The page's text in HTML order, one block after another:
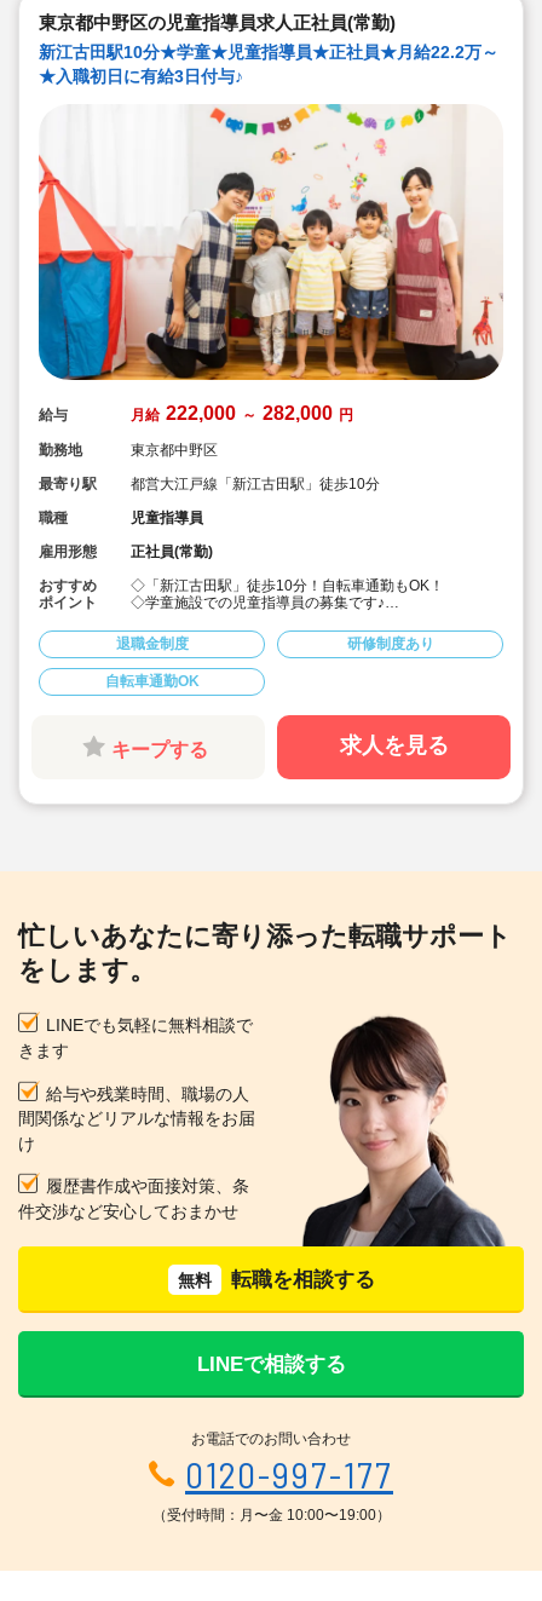
東京都中野区の児童指導員求人正社員(常勤)
新江古田駅10分★学童★児童指導員★正社員★月給22.2万～
★入職初日に有給3日付与♪
給与 月給 222,000 ～ 282,000 円
勤務地
東京都中野区
最寄り駅
都営大江戸線「新江古田駅」徒歩10分
職種
児童指導員
雇用形態
正社員(常勤)
おすすめ
ポイント
◇「新江古田駅」徒歩10分！自転車通勤もOK！
◇学童施設での児童指導員の募集です♪
ど、様々な資格を持った職員さんたちが働いています！
◇月給月給222,000～282,000円/未経験で月給22.2万円
から！★経験を考慮して加算されます♪
◇昇給も年1回、賞与は年2回！(前年度実績)
◇プライベートも大切にしながら働けます。
◇祝い金や表彰、休暇制度など、福利厚生が充実した法
人です。
◇ライフワークバランスを考慮し、職員がのびのびと働
◇しっかり研修があるので、ブランクのある方や未経験
退職金制度 研修制度あり
自転車通勤OK
キープする 求人を見る
忙しいあなたに寄り添った転職サポート
をします。
LINEでも気軽に無料相談で
きます
給与や残業時間、職場の人
間関係などリアルな情報をお届
け
履歴書作成や面接対策、条
件交渉など安心しておまかせ
無料 転職を相談する
LINEで相談する
お電話でのお問い合わせ
0120-997-177
（受付時間：月〜金 10:00〜19:00）